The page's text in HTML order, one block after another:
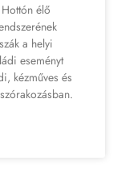
élő
a helyi
eseményt
kézműves és